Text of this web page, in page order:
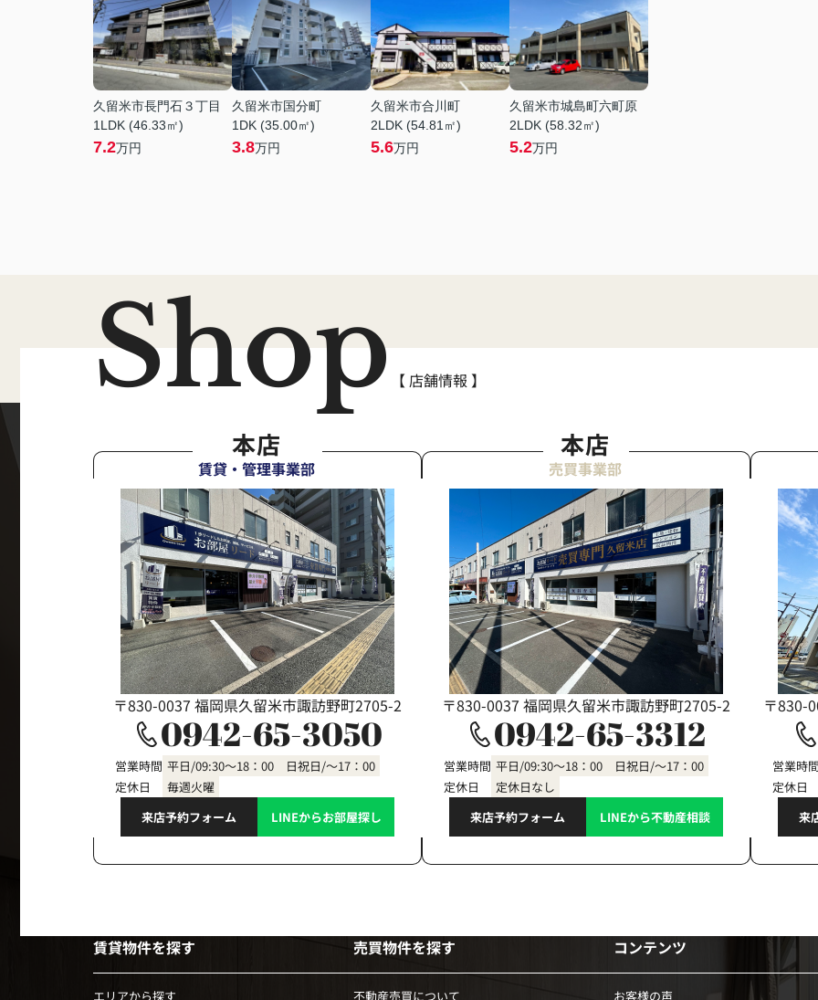
久留米市長門石３丁目
1LDK (46.33㎡)
7.2万円
久留米市国分町
1DK (35.00㎡)
3.8万円
久留米市合川町
2LDK (54.81㎡)
5.6万円
久留米市城島町六町原
2LDK (58.32㎡)
5.2万円
Shop 【 店舗情報 】
本店
賃貸・管理事業部
〒830-0037 福岡県久留米市諏訪野町2705-2
0942-65-3050
営業時間 平日/09:30～18：00 日祝日/～17：00
定休日
毎週火曜
来店予約フォーム
LINEからお部屋探し
本店
売買事業部
〒830-0037 福岡県久留米市諏訪野町2705-2
0942-65-3312
営業時間 平日/09:30～18：00 日祝日/～17：00
定休日
定休日なし
来店予約フォーム
LINEから不動産相談
〒830-
営業時
定休日
来
賃貸物件を探す
エリアから探す
売買物件を探す
不動産売買について
コンテンツ
お客様の声